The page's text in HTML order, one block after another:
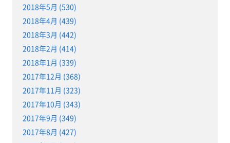
2018年5月 (530)
2018年4月 (439)
2018年3月 (442)
2018年2月 (414)
2018年1月 (339)
2017年12月 (368)
2017年11月 (323)
2017年10月 (343)
2017年9月 (349)
2017年8月 (427)